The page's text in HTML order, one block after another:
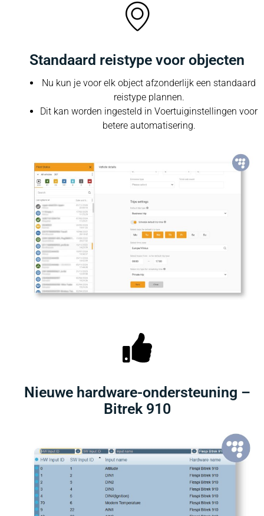
Standaard reistype voor objecten
Nu kun je voor elk object afzonderlijk een standaard
reistype plannen.
Dit kan worden ingesteld in Voertuiginstellingen voor
betere automatisering.
Nieuwe hardware-ondersteuning –
Bitrek 910